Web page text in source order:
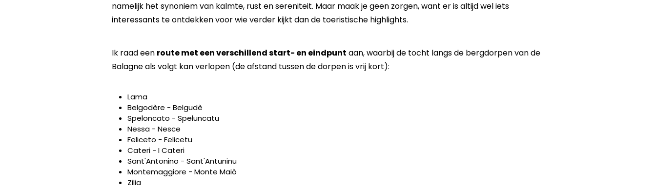
namelijk het synoniem van kalmte, rust en sereniteit. Maar maak je geen zorgen, want er is altijd wel iets
interessants te ontdekken voor wie verder kijkt dan de toeristische highlights.
Ik raad een route met een verschillend start- en eindpunt aan, waarbij de tocht langs de bergdorpen van de
Balagne als volgt kan verlopen (de afstand tussen de dorpen is vrij kort):
Lama
Belgodère - Belgudè
Speloncato - Speluncatu
Nessa - Nesce
Feliceto - Felicetu
Cateri - I Cateri
Sant'Antonino - Sant'Antuninu
Montemaggiore - Monte Maiò
Zilia